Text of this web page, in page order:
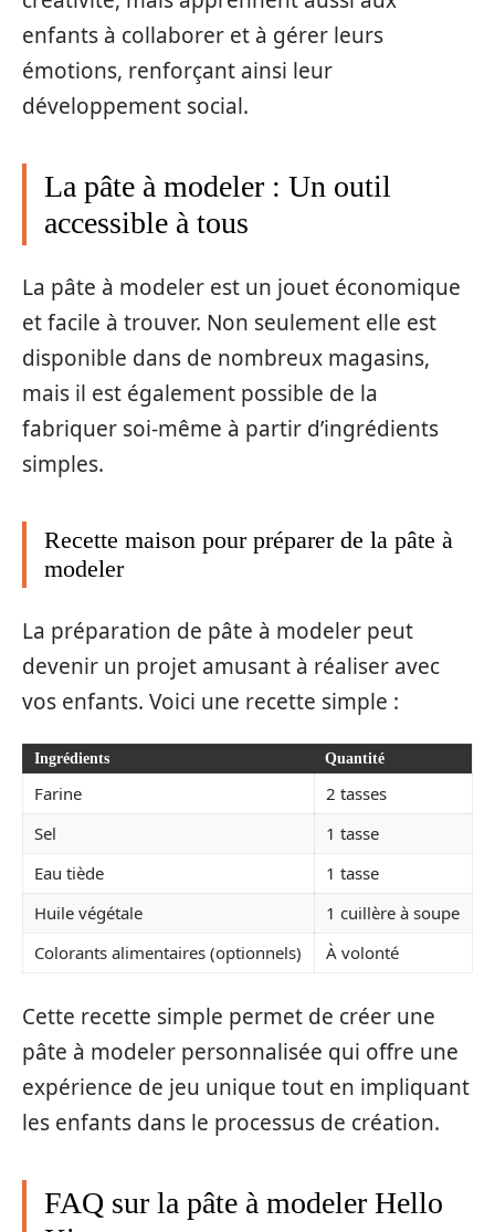
enfants à collaborer et à gérer leurs
émotions, renforçant ainsi leur
développement social.
La pâte à modeler : Un outil
accessible à tous
La pâte à modeler est un jouet économique
et facile à trouver. Non seulement elle est
disponible dans de nombreux magasins,
mais il est également possible de la
fabriquer soi-même à partir d’ingrédients
simples.
Recette maison pour préparer de la pâte à
modeler
La préparation de pâte à modeler peut
devenir un projet amusant à réaliser avec
vos enfants. Voici une recette simple :
Ingrédients Quantité
Farine
2 tasses
Sel
1 tasse
Eau tiède
1 tasse
Huile végétale
1 cuillère à soupe
Colorants alimentaires (optionnels)
À volonté
Cette recette simple permet de créer une
pâte à modeler personnalisée qui offre une
expérience de jeu unique tout en impliquant
les enfants dans le processus de création.
FAQ sur la pâte à modeler Hello